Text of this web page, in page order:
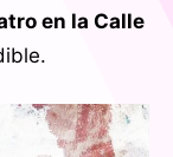
en la Calle